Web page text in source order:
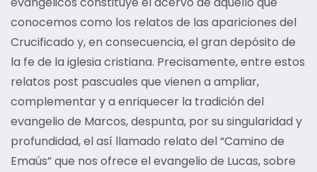
conocemos como los relatos de las apariciones del
Crucificado y, en consecuencia, el gran depósito de
la fe de la iglesia cristiana. Precisamente, entre estos
relatos post pascuales que vienen a ampliar,
complementar y a enriquecer la tradición del
evangelio de Marcos, despunta, por su singularidad y
profundidad, el así llamado relato del “Camino de
Emaús” que nos ofrece el evangelio de Lucas, sobre